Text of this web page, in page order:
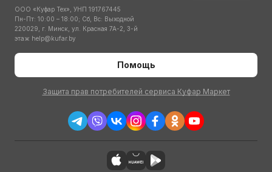
ООО «Куфар Тех», УНП 191767445
Пн-Пт: 10:00 – 18:00; Сб, Вс: Выходной
220029, г. Минск, ул. Красная 7А-2, 3-й
этаж help@kufar.by
Помощь
Защита прав потребителей сервиса Куфар Маркет